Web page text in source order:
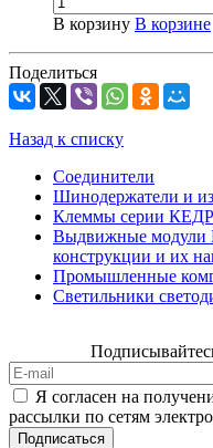
В корзину В корзине
Поделиться
Назад к списку
Соединители
Шинодержатели и
Клеммы серии КЕДР
Выдвижные модули
конструкции и их
Промышленные
Светильники
Я согласен на
рассылки по сетям